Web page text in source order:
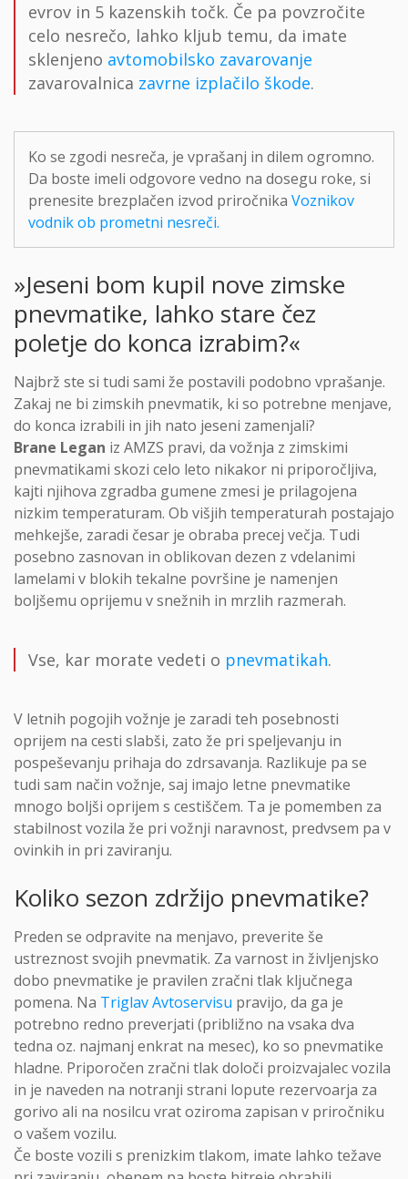
evrov in 5 kazenskih točk. Če pa povzročite
celo nesrečo, lahko kljub temu, da imate
sklenjeno avtomobilsko zavarovanje
zavarovalnica zavrne izplačilo škode.
Ko se zgodi nesreča, je vprašanj in dilem ogromno.
Da boste imeli odgovore vedno na dosegu roke, si
prenesite brezplačen izvod priročnika Voznikov
vodnik ob prometni nesreči.
»Jeseni bom kupil nove zimske
pnevmatike, lahko stare čez
poletje do konca izrabim?«
Najbrž ste si tudi sami že postavili podobno vprašanje.
Zakaj ne bi zimskih pnevmatik, ki so potrebne menjave,
do konca izrabili in jih nato jeseni zamenjali?
Brane Legan iz AMZS pravi, da vožnja z zimskimi
pnevmatikami skozi celo leto nikakor ni priporočljiva,
kajti njihova zgradba gumene zmesi je prilagojena
nizkim temperaturam. Ob višjih temperaturah postajajo
mehkejše, zaradi česar je obraba precej večja. Tudi
posebno zasnovan in oblikovan dezen z vdelanimi
lamelami v blokih tekalne površine je namenjen
boljšemu oprijemu v snežnih in mrzlih razmerah.
Vse, kar morate vedeti o pnevmatikah.
V letnih pogojih vožnje je zaradi teh posebnosti
oprijem na cesti slabši, zato že pri speljevanju in
pospeševanju prihaja do zdrsavanja. Razlikuje pa se
tudi sam način vožnje, saj imajo letne pnevmatike
mnogo boljši oprijem s cestiščem. Ta je pomemben za
stabilnost vozila že pri vožnji naravnost, predvsem pa v
ovinkih in pri zaviranju.
Koliko sezon zdržijo pnevmatike?
Preden se odpravite na menjavo, preverite še
ustreznost svojih pnevmatik. Za varnost in življenjsko
dobo pnevmatike je pravilen zračni tlak ključnega
pomena. Na Triglav Avtoservisu pravijo, da ga je
potrebno redno preverjati (približno na vsaka dva
tedna oz. najmanj enkrat na mesec), ko so pnevmatike
hladne. Priporočen zračni tlak določi proizvajalec vozila
in je naveden na notranji strani lopute rezervoarja za
gorivo ali na nosilcu vrat oziroma zapisan v priročniku
o vašem vozilu.
Če boste vozili s prenizkim tlakom, imate lahko težave